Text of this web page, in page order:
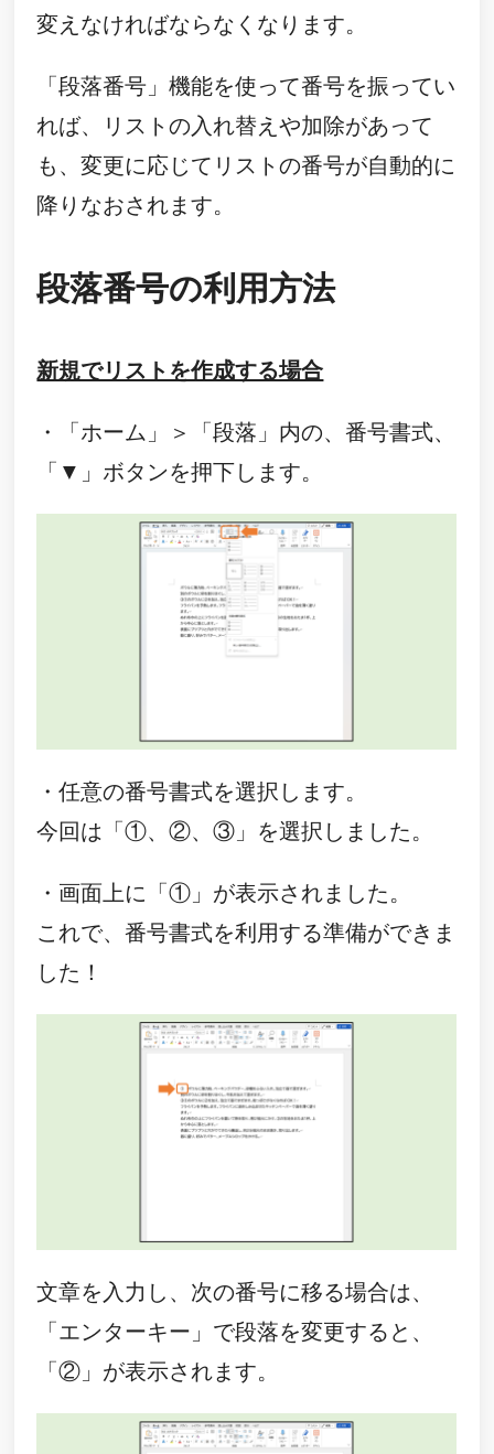
変えなければならなくなります。
「段落番号」機能を使って番号を振ってい
れば、リストの入れ替えや加除があって
も、変更に応じてリストの番号が自動的に
降りなおされます。
段落番号の利用方法
新規でリストを作成する場合
・「ホーム」＞「段落」内の、番号書式、
「▼」ボタンを押下します。
・任意の番号書式を選択します。
今回は「①、②、③」を選択しました。
・画面上に「①」が表示されました。
これで、番号書式を利用する準備ができま
した！
文章を入力し、次の番号に移る場合は、
「エンターキー」で段落を変更すると、
「②」が表示されます。